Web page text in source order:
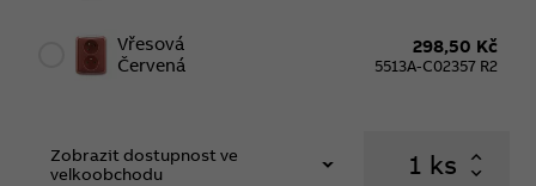
Vřesová
Červená
298,50 Kč
5513A-C02357 R2
Zobrazit dostupnost ve
velkoobchodu
ks